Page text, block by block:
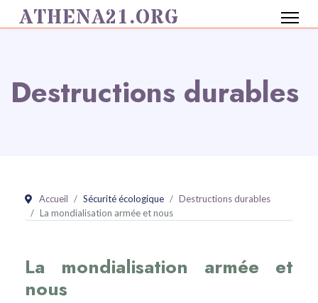
ATHENA21.ORG
Destructions durables
Accueil Sécurité écologique
Destructions durables
La mondialisation armée et nous
La mondialisation armée et
nous